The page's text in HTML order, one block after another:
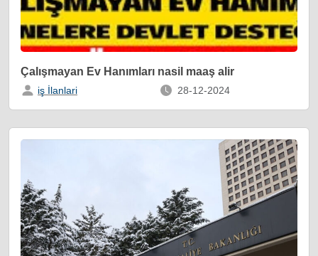
Çalışmayan Ev Hanımları nasil maaş alir
iş İlanlari 28-12-2024